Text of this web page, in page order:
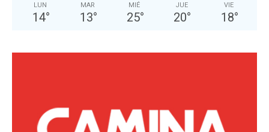
LUN
14°
MAR
13°
MIÉ
25°
JUE
20°
VIE
18°